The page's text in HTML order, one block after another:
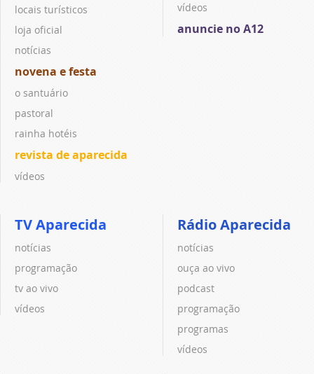
locais turísticos
loja oficial
notícias
novena e festa
o santuário
pastoral
rainha hotéis
revista de aparecida
vídeos
vídeos
anuncie no A12
TV Aparecida
notícias
programação
tv ao vivo
vídeos
Rádio Aparecida
notícias
ouça ao vivo
podcast
programação
programas
vídeos